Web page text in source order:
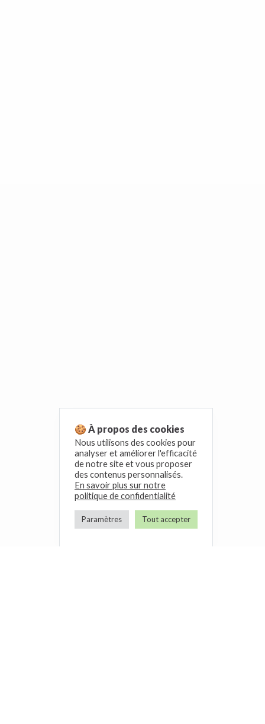
🍪 À propos des cookies
Nous utilisons des cookies pour
analyser et améliorer l'efficacité
de notre site et vous proposer
des contenus personnalisés.
En savoir plus sur notre
politique de confidentialité
Paramètres Tout accepter